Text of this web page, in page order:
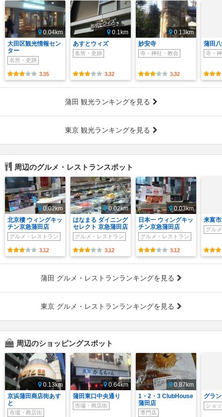
0.04km
大田区観光情報セン
ター
名所・史跡
3.35
0.1km
あすとウィズ
名所・史跡
3.32
0.13km
妙安寺
寺・神社・教会
3.32
蒲田
寺・
蒲田 観光ランキングを見る
東京 観光ランキングを見る
周辺のグルメ・レストランスポット
0.02km
北京樓 ウィングキッ
チン京急蒲田店
グルメ・レストラン
3.12
0.02km
はなまる ダイニング
セレクト 京急蒲田店
グルメ・レストラン
3.12
0.03km
日本一 ウィングキッ
チン京急蒲田店
グルメ・レストラン
3.12
来富
グル
蒲田 グルメ・レストランランキングを見る
東京 グルメ・レストランランキングを見る
周辺のショッピングスポット
0.13km
京浜蒲田商店街あす
と
市場・商店街
0.64km
蒲田東口中央通り
市場・商店街
0.87km
1・2・3 ClubHouse
蒲田店
専門店
グラ
ショ